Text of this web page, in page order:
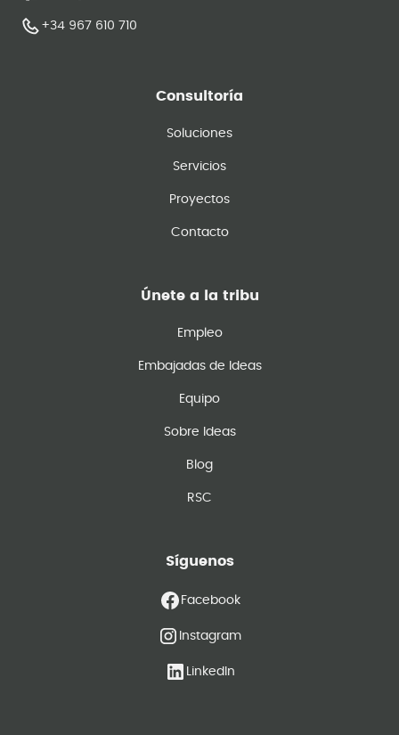
+34 967 610 710
Consultoría
Soluciones
Servicios
Proyectos
Contacto
Únete a la tribu
Empleo
Embajadas de Ideas
Equipo
Sobre Ideas
Blog
RSC
Síguenos
Facebook
Instagram
LinkedIn